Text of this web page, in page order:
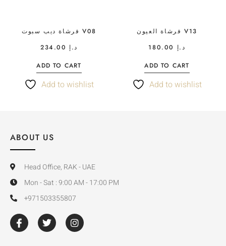
فرشاة ديب سبوت V08
د.إ
ADD TO CART
Add to wishlist
فرشاة العيون V13
د.إ
ADD TO CART
Add to wishlist
ABOUT US
Head Office, RAK - UAE
Mon - Sat : 9:00 AM - 17:00 PM
+971503355807